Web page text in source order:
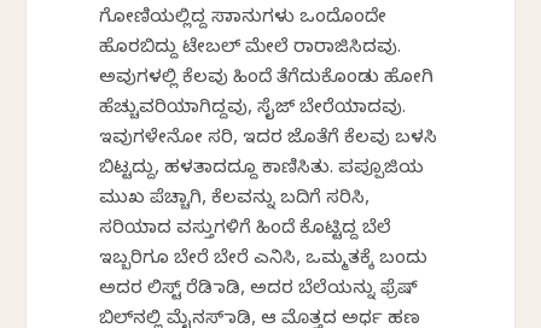
ಗೋಣಿಯಲ್ಲಿದ್ದ ಸಾಮಾನುಗಳು ಒಂದೊಂದೇ
ಹೊರಬಿದ್ದು ಟೇಬಲ್ ಮೇಲೆ ರಾರಾಜಿಸಿದವು.
ಅವುಗಳಲ್ಲಿ ಕೆಲವು ಹಿಂದೆ ತೆಗೆದುಕೊಂಡು ಹೋಗಿ
ಹೆಚ್ಚುವರಿಯಾಗಿದ್ದವು, ಸೈಜ್ ಬೇರೆಯಾದವು.
ಇವುಗಳೇನೋ ಸರಿ, ಇದರ ಜೊತೆಗೆ ಕೆಲವು ಬಳಸಿ
ಬಿಟ್ಟದ್ದು, ಹಳತಾದದ್ದೂ ಕಾಣಿಸಿತು. ಪಪ್ಪೂಜಿಯ
ಮುಖ ಪೆಚ್ಚಾಗಿ, ಕೆಲವನ್ನು ಬದಿಗೆ ಸರಿಸಿ,
ಸರಿಯಾದ ವಸ್ತುಗಳಿಗೆ ಹಿಂದೆ ಕೊಟ್ಟಿದ್ದ ಬೆಲೆ
ಇಬ್ಬರಿಗೂ ಬೇರೆ ಬೇರೆ ಎನಿಸಿ, ಒಮ್ಮತಕ್ಕೆ ಬಂದು
ಅದರ ಲಿಸ್ಟ್ ರೆಡಿ ಮಾಡಿ, ಅದರ ಬೆಲೆಯನ್ನು ಫ್ರೆಷ್
ಬಿಲ್‌ನಲ್ಲಿ ಮೈನಸ್ ಮಾಡಿ, ಆ ಮೊತ್ತದ ಅರ್ಧ ಹಣ